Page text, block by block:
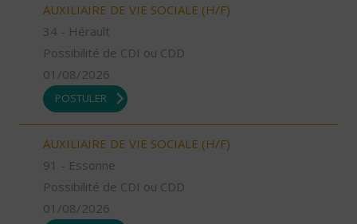
AUXILIAIRE DE VIE SOCIALE (H/F)
34 - Hérault
Possibilité de CDI ou CDD
01/08/2026
POSTULER
AUXILIAIRE DE VIE SOCIALE (H/F)
91 - Essonne
Possibilité de CDI ou CDD
01/08/2026